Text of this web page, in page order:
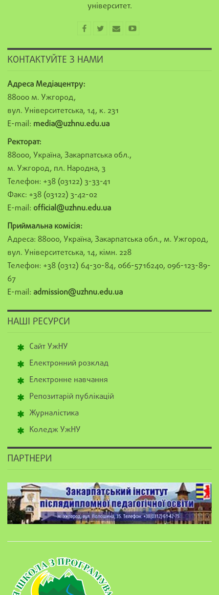
університет.
КОНТАКТУЙТЕ З НАМИ
Адреса Медіацентру:
88000 м. Ужгород,
вул. Університетська, 14, к. 231
E-mail: media@uzhnu.edu.ua
Ректорат:
88000, Україна, Закарпатська обл.,
м. Ужгород, пл. Народна, 3
Телефон: +38 (03122) 3-33-41
Факс: +38 (03122) 3-42-02
E-mail: official@uzhnu.edu.ua
Приймальна комісія:
Адреса: 88000, Україна, Закарпатська обл., м. Ужгород,
вул. Університетська, 14, кімн. 228
Телефон: +38 (0312) 64-30-84, 066-5716240, 096-123-89-
67
E-mail: admission@uzhnu.edu.ua
НАШІ РЕСУРСИ
Сайт УжНУ
Електронний розклад
Електронне навчання
Репозитарій публікацій
Журналістика
Коледж УжНУ
ПАРТНЕРИ